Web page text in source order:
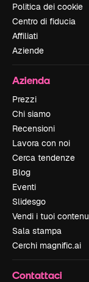
Politica dei cookie
Centro di fiducia
Affiliati
Aziende
Azienda
Prezzi
Chi siamo
Recensioni
Lavora con noi
Cerca tendenze
Blog
Eventi
Slidesgo
Vendi i tuoi
Sala stampa
Cerchi magnific.ai
Contattaci